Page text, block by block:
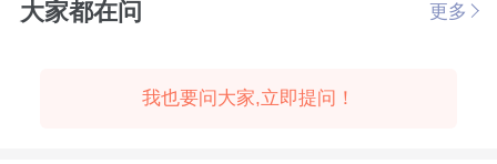
大家都在问 更多
我也要问大家,立即提问！